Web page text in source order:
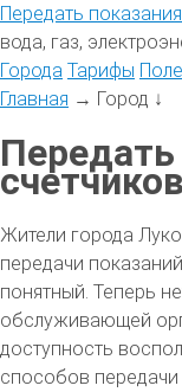
Передать показания
вода, газ,
Города Тарифы
Главная → Город ↓
Жители города
передачи
понятный. Теперь
обслуживающей
доступность
способов